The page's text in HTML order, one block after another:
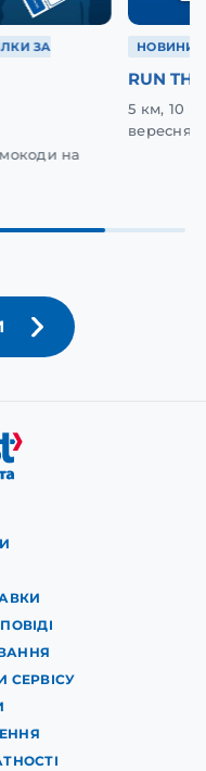
ЗА
на
НОВИНИ
RUN
5 км, 10
вересня
СЕРВІСУ